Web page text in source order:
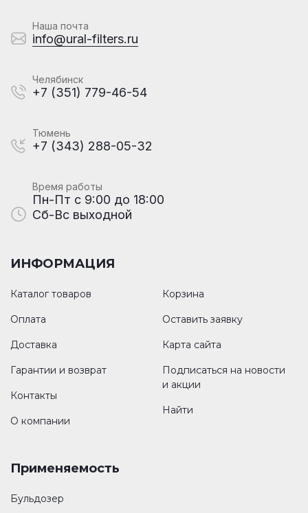
Наша почта
info@ural-filters.ru
Челябинск
+7 (351) 779-46-54
Тюмень
+7 (343) 288-05-32
Время работы
Пн-Пт с 9:00 до 18:00
Сб-Вс выходной
ИНФОРМАЦИЯ
Каталог товаров
Оплата
Доставка
Гарантии и возврат
Контакты
О компании
Корзина
Оставить заявку
Карта сайта
Подписаться на новости
и акции
Найти
Применяемость
Бульдозер